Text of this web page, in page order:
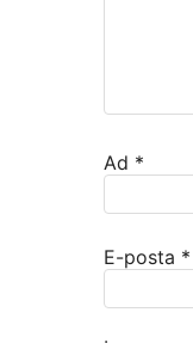
Ad *
E-posta *